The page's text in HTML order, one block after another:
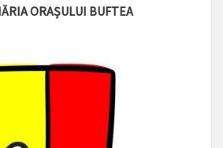
ORAȘULUI BUFTEA